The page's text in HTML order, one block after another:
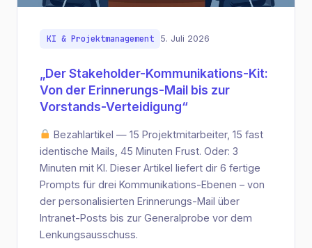
KI & Projektmanagement 5. Juli 2026
„Der Stakeholder-Kommunikations-Kit:
Von der Erinnerungs-Mail bis zur
Vorstands-Verteidigung“
Bezahlartikel — 15 Projektmitarbeiter, 15 fast
identische Mails, 45 Minuten Frust. Oder: 3
Minuten mit KI. Dieser Artikel liefert dir 6 fertige
Prompts für drei Kommunikations-Ebenen – von
der personalisierten Erinnerungs-Mail über
Intranet-Posts bis zur Generalprobe vor dem
Lenkungsausschuss.